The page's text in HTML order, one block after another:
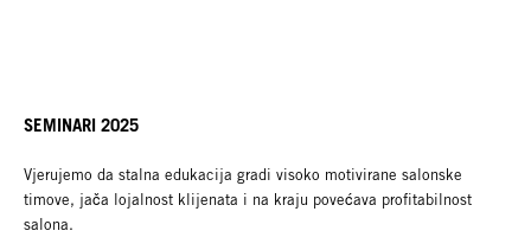
SEMINARI 2025
Vjerujemo da stalna edukacija gradi visoko motivirane salonske
timove, jača lojalnost klijenata i na kraju povećava profitabilnost
salona.